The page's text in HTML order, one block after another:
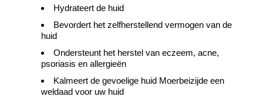
Hydrateert de huid
Bevordert het zelfherstellend vermogen van de
huid
Ondersteunt het herstel van eczeem, acne,
psoriasis en allergieën
Kalmeert de gevoelige huid Moerbeizijde een
weldaad voor uw huid